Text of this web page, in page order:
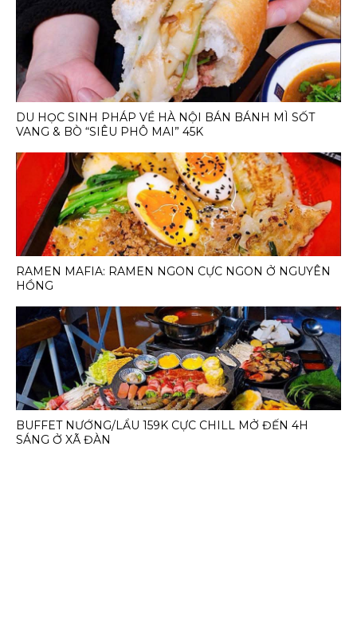
DU HỌC SINH PHÁP VỀ HÀ NỘI BÁN BÁNH MÌ SỐT
VANG & BÒ “SIÊU PHÔ MAI” 45K
RAMEN MAFIA: RAMEN NGON CỰC NGON Ở NGUYÊN
HỒNG
BUFFET NƯỚNG/LẨU 159K CỰC CHILL MỞ ĐẾN 4H
SÁNG Ở XÃ ĐÀN